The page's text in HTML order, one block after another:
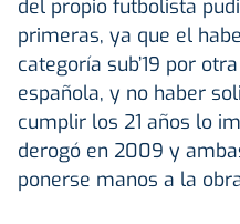
del propio futbolista
primeras, ya que el
categoría sub’19 por
española, y no haber
cumplir los 21 años lo
derogó en 2009 y
ponerse manos a la